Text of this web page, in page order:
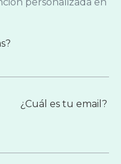
¿Cuál es tu email?